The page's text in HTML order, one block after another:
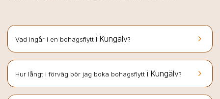
keyboard_arrow_right
Vad ingår i en bohagsflytt i Kungälv?
keyboard_arrow_right
Hur långt i förväg bör jag boka bohagsflytt i Kungälv?